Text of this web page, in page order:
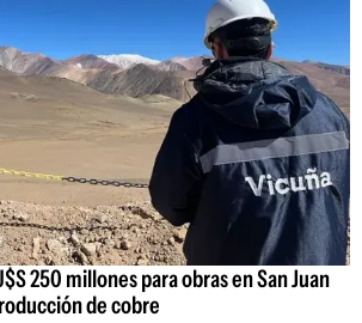
250 millones para obras en San Juan
de cobre